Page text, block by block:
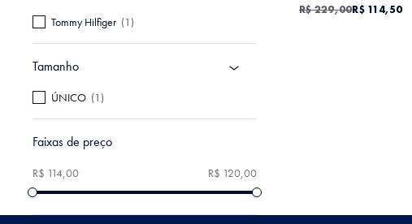
Tommy Hilfiger (1 )
Tamanho
ÚNICO (1 )
Faixas de preço
R$ 114,00 R$ 120,00
R$229,00R$ 114,50